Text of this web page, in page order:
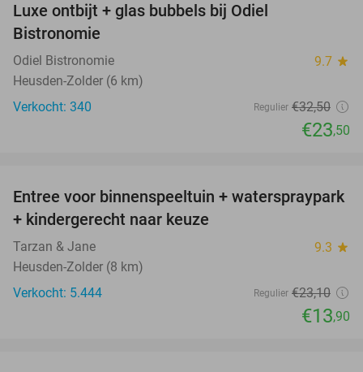
Luxe ontbijt + glas bubbels bij Odiel
Bistronomie
Odiel Bistronomie 9.7 star
Heusden-Zolder (6 km)
Verkocht: 340
Regulier €32,50
€23,50
40%
Entree voor binnenspeeltuin + waterspraypark
+ kindergerecht naar keuze
Tarzan & Jane 9.3 star
Heusden-Zolder (8 km)
Verkocht: 5.444
Regulier €23,10
€13,90